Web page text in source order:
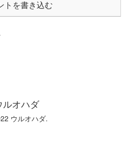
トを書き込む
ルオハダ
ウルオハダ.